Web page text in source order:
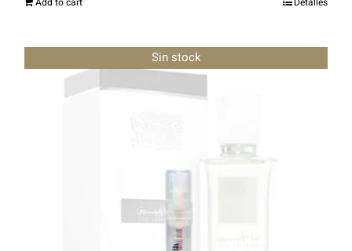
Sin stock